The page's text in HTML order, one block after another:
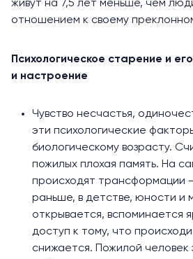
живут на 7,5 лет меньше, чем
отношением к своему
Психологическое старение и
и настроение
Чувство несчастья,
эти психологические
биологическому возрасту.
пожилых плохая память. На
происходят трансформации
раньше, в детстве, юности и
открывается, вспоминается
доступ к тому, что
снижается. Пожилой человек